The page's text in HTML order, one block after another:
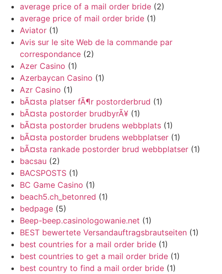
average price of a mail order bride (2)
average price of mail order bride (1)
Aviator (1)
Avis sur le site Web de la commande par
correspondance (2)
Azer Casino (1)
Azerbaycan Casino (1)
Azr Casino (1)
bÃ¤sta platser fÃ¶r postorderbrud (1)
bÃ¤sta postorder brudbyrÃ¥ (1)
bÃ¤sta postorder brudens webbplats (1)
bÃ¤sta postorder brudens webbplatser (1)
bÃ¤sta rankade postorder brud webbplatser (1)
bacsau (2)
BACSPOSTS (1)
BC Game Casino (1)
beach5.ch_betonred (1)
bedpage (5)
Beep-beep.casinologowanie.net (1)
BEST bewertete Versandauftragsbrautseiten (1)
best countries for a mail order bride (1)
best countries to get a mail order bride (1)
best country to find a mail order bride (1)